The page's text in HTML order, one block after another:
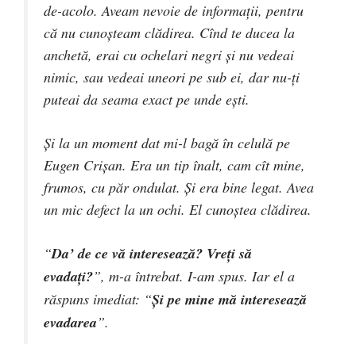
de-acolo. Aveam nevoie de informaţii, pentru
că nu cunoşteam clădirea. Cînd te ducea la
anchetă, erai cu ochelari negri şi nu vedeai
nimic, sau vedeai uneori pe sub ei, dar nu-ţi
puteai da seama exact pe unde eşti.
Şi la un moment dat mi-l bagă în celulă pe
Eugen Crişan. Era un tip înalt, cam cît mine,
frumos, cu păr ondulat. Şi era bine legat. Avea
un mic defect la un ochi. El cunoştea clădirea.
“Da’ de ce vă interesează? Vreţi să
evadaţi?”, m-a întrebat. I-am spus. Iar el a
răspuns imediat: “Şi pe mine mă interesează
evadarea”.